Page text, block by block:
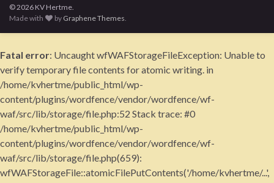
© 2026 KV Hertme.
Made with
by Graphene Themes
Fatal error: Uncaught wfWAFStorageFileException: Unable to
verify temporary file contents for atomic writing. in
/home/kvhertme/public_html/wp-
content/plugins/wordfence/vendor/wordfence/wf-
waf/src/lib/storage/file.php:52 Stack trace: #0
/home/kvhertme/public_html/wp-
content/plugins/wordfence/vendor/wordfence/wf-
waf/src/lib/storage/file.php(659):
wfWAFStorageFile::atomicFilePutContents('/home/kvhertme/...',